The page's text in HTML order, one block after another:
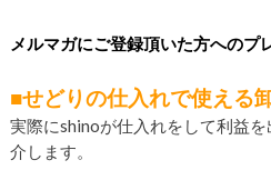
メルマガにご登録頂いた方へのプ
■せどりの仕入れで使える
実際にshinoが仕入れをして利益
介します。